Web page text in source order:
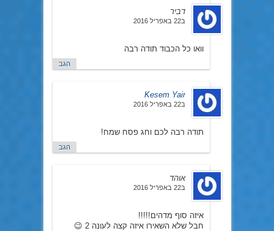
דביר
ב22 באפריל 2016
וואו כל הכבוד תודה רבה
הגב
Kesem Yair
ב22 באפריל 2016
תודה רבה לכם וחג פסח שמח!
הגב
אוהד
ב22 באפריל 2016
איזה סוף מדהים!!!!!
חבל שלא השאירו איזה קצה לעונה 2 😉